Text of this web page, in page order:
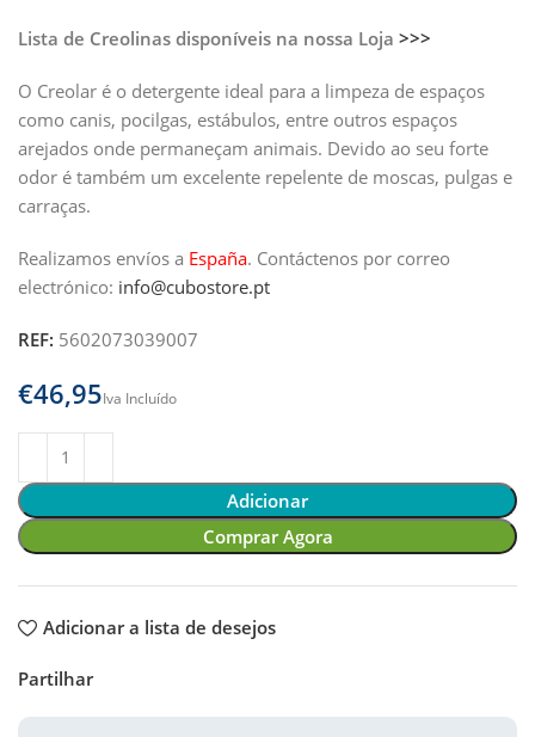
Lista de Creolinas disponíveis na nossa Loja>>>
O Creolar é o detergente ideal para a limpeza de espaços
como canis, pocilgas, estábulos, entre outros espaços
arejados onde permaneçam animais. Devido ao seu forte
odor é também um excelente repelente de moscas, pulgas e
carraças.
Realizamos envíos a España. Contáctenos por correo
electrónico: info@cubostore.pt
REF: 5602073039007
€
Adicionar
Comprar Agora
Adicionar a lista de desejos
Partilhar